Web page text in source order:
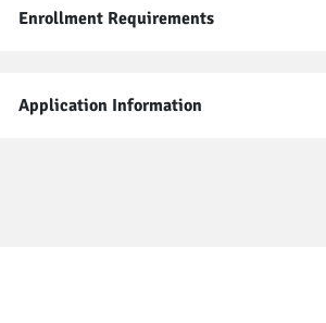
Enrollment Requirements
Application Information